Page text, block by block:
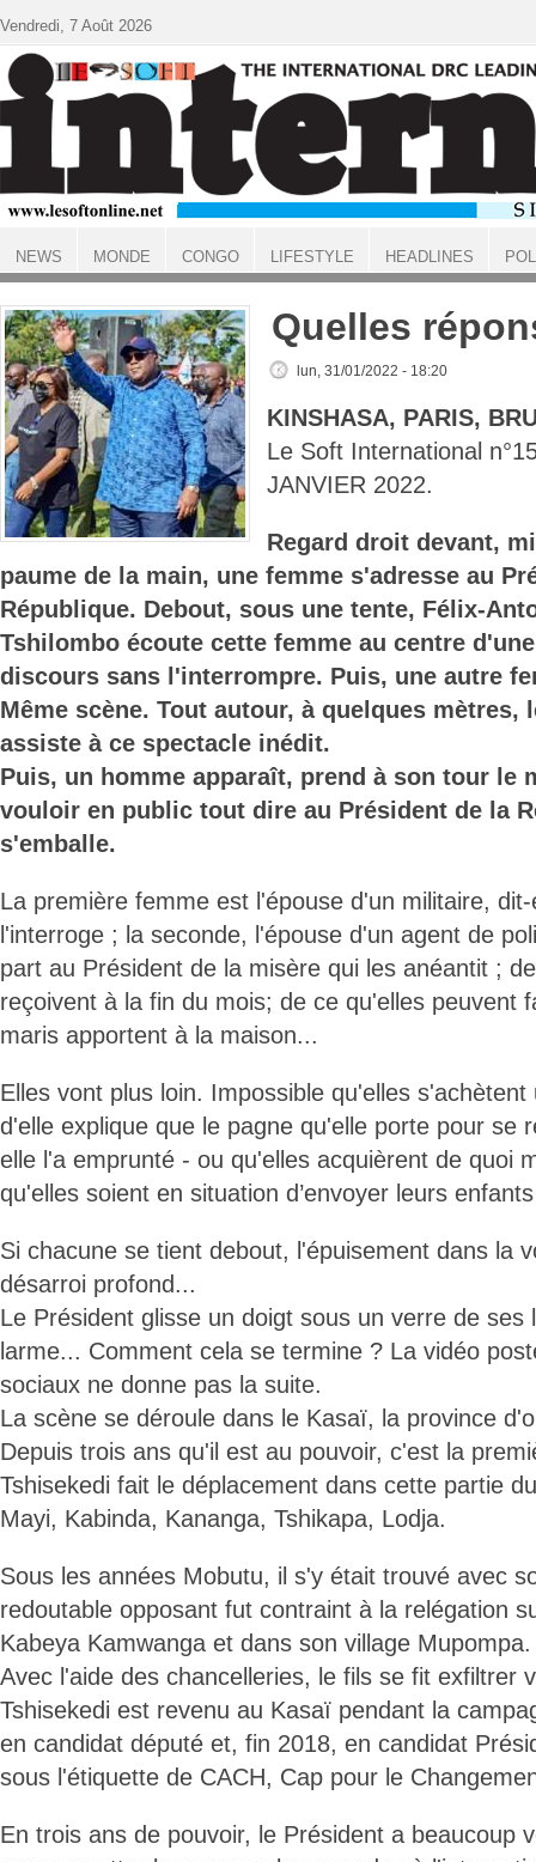
ACCUEIL
Quelles
lun, 31/01/2022 - 18:20
KINSHASA, PARIS,
Le Soft International
JANVIER 2022.
Regard droit devant,
paume de la main, une femme s'adresse au
République. Debout, sous une tente, Félix-
Tshilombo écoute cette femme au centre
discours sans l'interrompre. Puis, une autre
Même scène. Tout autour, à quelques mètres,
assiste à ce spectacle inédit.
Puis, un homme apparaît, prend à son tour le
vouloir en public tout dire au Président de la
s'emballe.
La première femme est l'épouse d'un militaire,
l'interroge ; la seconde, l'épouse d'un agent de
part au Président de la misère qui les anéantit ;
reçoivent à la fin du mois; de ce qu'elles peuvent
maris apportent à la maison...
Elles vont plus loin. Impossible qu'elles
d'elle explique que le pagne qu'elle porte pour se
elle l'a emprunté - ou qu'elles acquièrent de quoi
qu'elles soient en situation d’envoyer leurs
Si chacune se tient debout, l'épuisement dans la
désarroi profond...
Le Président glisse un doigt sous un verre de ses
larme... Comment cela se termine ? La vidéo
sociaux ne donne pas la suite.
La scène se déroule dans le Kasaï, la province
Depuis trois ans qu'il est au pouvoir, c'est la
Tshisekedi fait le déplacement dans cette partie
Mayi, Kabinda, Kananga, Tshikapa, Lodja.
Sous les années Mobutu, il s'y était trouvé avec
redoutable opposant fut contraint à la relégation
Kabeya Kamwanga et dans son village Mupompa.
Avec l'aide des chancelleries, le fils se fit exfiltrer
Tshisekedi est revenu au Kasaï pendant la
en candidat député et, fin 2018, en candidat
sous l'étiquette de CACH, Cap pour le
En trois ans de pouvoir, le Président a beaucoup
Vendredi, 7 Août 2026
NEWS MONDE CONGO LIFESTYLE HEADLINES